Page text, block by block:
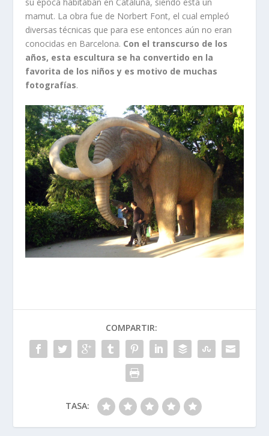
mamut. La obra fue de Norbert Font, el cual empleó
diversas técnicas que para ese entonces aún no eran
conocidas en Barcelona. Con el transcurso de los
años, esta escultura se ha convertido en la
favorita de los niños y es motivo de muchas
fotografías.
COMPARTIR:
TASA: